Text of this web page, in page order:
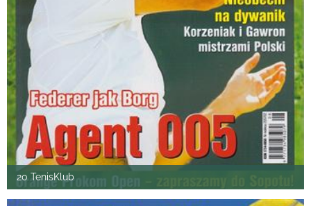
20 TenisKlub